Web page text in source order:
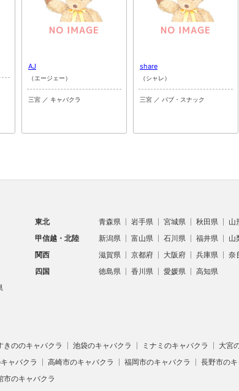
AJ
（エージェー）
三宮 ／ キャバクラ
share
（シャレ）
三宮 ／ パブ・スナック
東北 青森県 岩手県 宮城県 秋田県 山
甲信越・北陸 新潟県 富山県 石川県 福井県 山
関西 滋賀県 京都府 大阪府 兵庫県 奈
四国 徳島県 香川県 愛媛県
高知県
きののキャバクラ 池袋のキャバクラ ミナミのキャバクラ
大宮
ャバクラ 高崎市のキャバクラ 福岡市のキャバクラ
長野市の
市のキャバクラ